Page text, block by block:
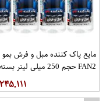
مایع پاک کننده مبل و فرش
۲۴۵,۱۱۱